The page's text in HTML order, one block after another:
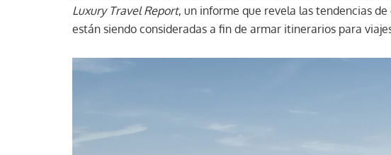
Luxury Travel Report, un informe que revela las tendencias
están siendo consideradas a fin de armar itinerarios para